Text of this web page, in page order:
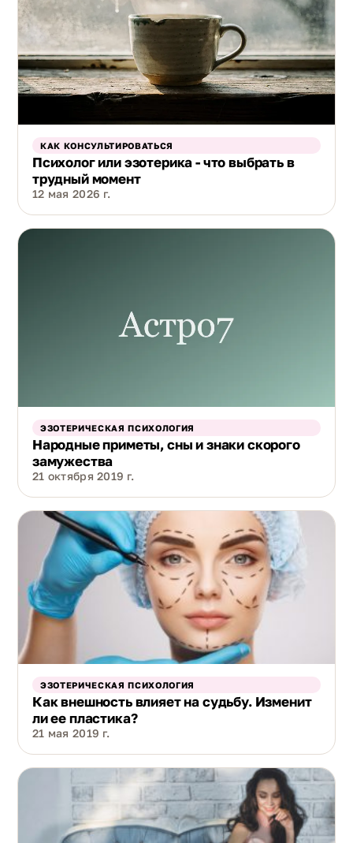
КАК КОНСУЛЬТИРОВАТЬСЯ
Психолог или эзотерика - что выбрать в
трудный момент
12 мая 2026 г.
ЭЗОТЕРИЧЕСКАЯ ПСИХОЛОГИЯ
Народные приметы, сны и знаки скорого
замужества
21 октября 2019 г.
ЭЗОТЕРИЧЕСКАЯ ПСИХОЛОГИЯ
Как внешность влияет на судьбу. Изменит
ли ее пластика?
21 мая 2019 г.